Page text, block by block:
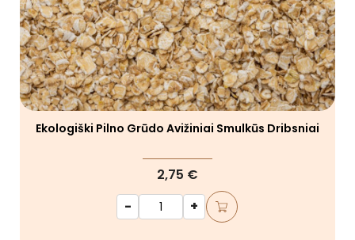
Ekologiški Pilno Grūdo Avižiniai Smulkūs Dribsniai
2,75 €
-
+